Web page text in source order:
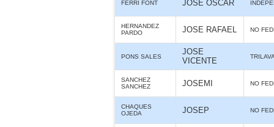
FERRI FONT JOSE OSCAR
HERNANDEZ
PARDO
JOSE RAFAEL NO
PONS SALES
JOSE
VICENTE
SANCHEZ
SANCHEZ
JOSEMI NO
CHAQUES
OJEDA
JOSEP NO